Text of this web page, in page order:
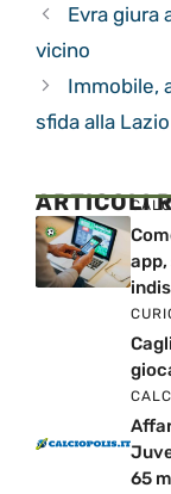
Evra giura
vicino
Immobile,
sfida alla Lazio
ARTICOLI
65